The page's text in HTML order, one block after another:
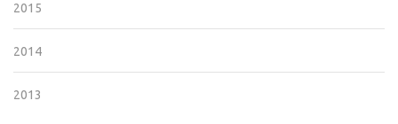
2015
2014
2013